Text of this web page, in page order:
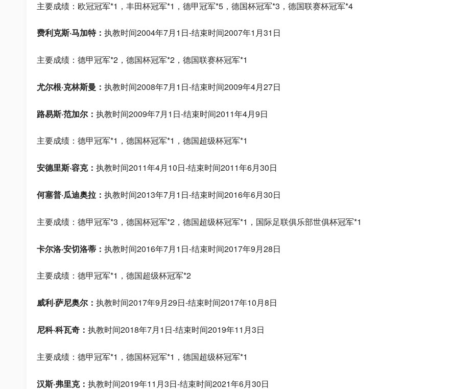
主要成绩：欧冠冠军*1，丰田杯冠军*1，德甲冠军*5，德国杯冠军*3，德国联赛杯冠军*4
费利克斯·马加特： 执教时间2004年7月1日-结束时间2007年1月31日
主要成绩：德甲冠军*2，德国杯冠军*2，德国联赛杯冠军*1
尤尔根·克林斯曼： 执教时间2008年7月1日-结束时间2009年4月27日
路易斯·范加尔： 执教时间2009年7月1日-结束时间2011年4月9日
主要成绩：德甲冠军*1，德国杯冠军*1，德国超级杯冠军*1
安德里斯·容克： 执教时间2011年4月10日-结束时间2011年6月30日
何塞普·瓜迪奥拉： 执教时间2013年7月1日-结束时间2016年6月30日
主要成绩：德甲冠军*3，德国杯冠军*2，德国超级杯冠军*1，国际足联俱乐部世俱杯冠军*1
卡尔洛·安切洛蒂： 执教时间2016年7月1日-结束时间2017年9月28日
主要成绩：德甲冠军*1，德国超级杯冠军*2
威利·萨尼奥尔： 执教时间2017年9月29日-结束时间2017年10月8日
尼科·科瓦奇： 执教时间2018年7月1日-结束时间2019年11月3日
主要成绩：德甲冠军*1，德国杯冠军*1，德国超级杯冠军*1
汉斯·弗里克： 执教时间2019年11月3日-结束时间2021年6月30日